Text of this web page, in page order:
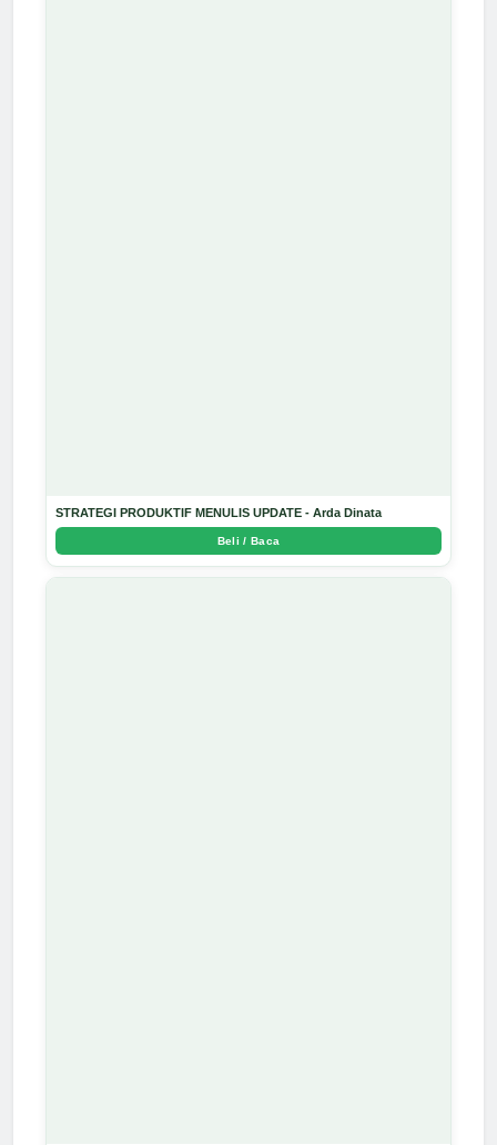
STRATEGI PRODUKTIF MENULIS UPDATE - Arda Dinata
Beli / Baca